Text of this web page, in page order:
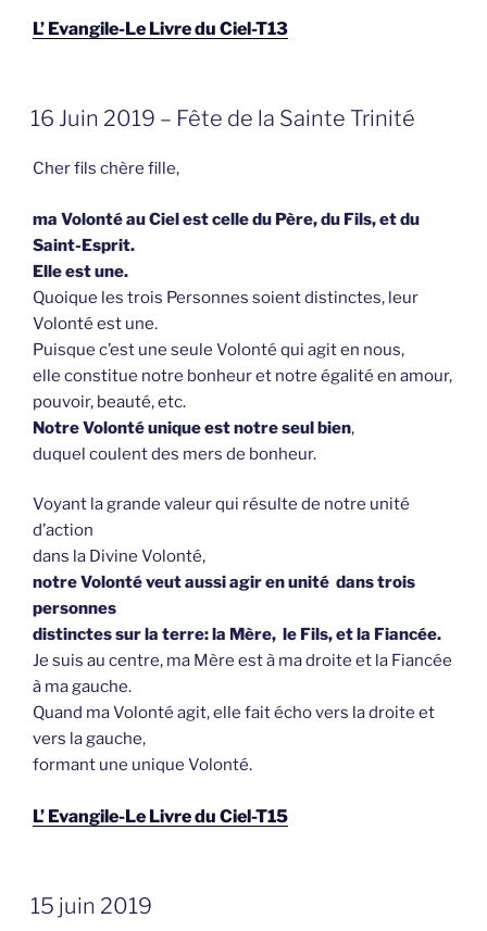
L’ Evangile-Le Livre du Ciel-T13
GEPLAATST
OP
16 Juin 2019 – Fête de la Sainte Trinité
Cher fils chère fille,
ma Volonté au Ciel est celle du Père, du Fils, et du
Saint-Esprit.
Elle est une.
Quoique les trois Personnes soient distinctes, leur
Volonté est une.
Puisque c’est une seule Volonté qui agit en nous,
elle constitue notre bonheur et notre égalité en amour,
pouvoir, beauté, etc.
Notre Volonté unique est notre seul bien,
duquel coulent des mers de bonheur.
Voyant la grande valeur qui résulte de notre unité
d’action
dans la Divine Volonté,
notre Volonté veut aussi agir en unité dans trois
personnes
distinctes sur la terre: la Mère, le Fils, et la Fiancée.
Je suis au centre, ma Mère est à ma droite et la Fiancée
à ma gauche.
Quand ma Volonté agit, elle fait écho vers la droite et
vers la gauche,
formant une unique Volonté.
L’ Evangile-Le Livre du Ciel-T15
GEPLAATST
OP
15 juin 2019